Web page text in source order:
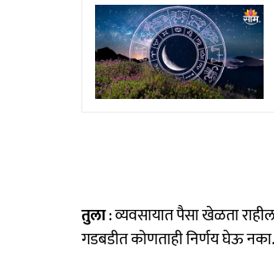
तुला: व्यवसायात पैसा खेळता
गडबडीत कोणताही निर्णय घेऊ नका.